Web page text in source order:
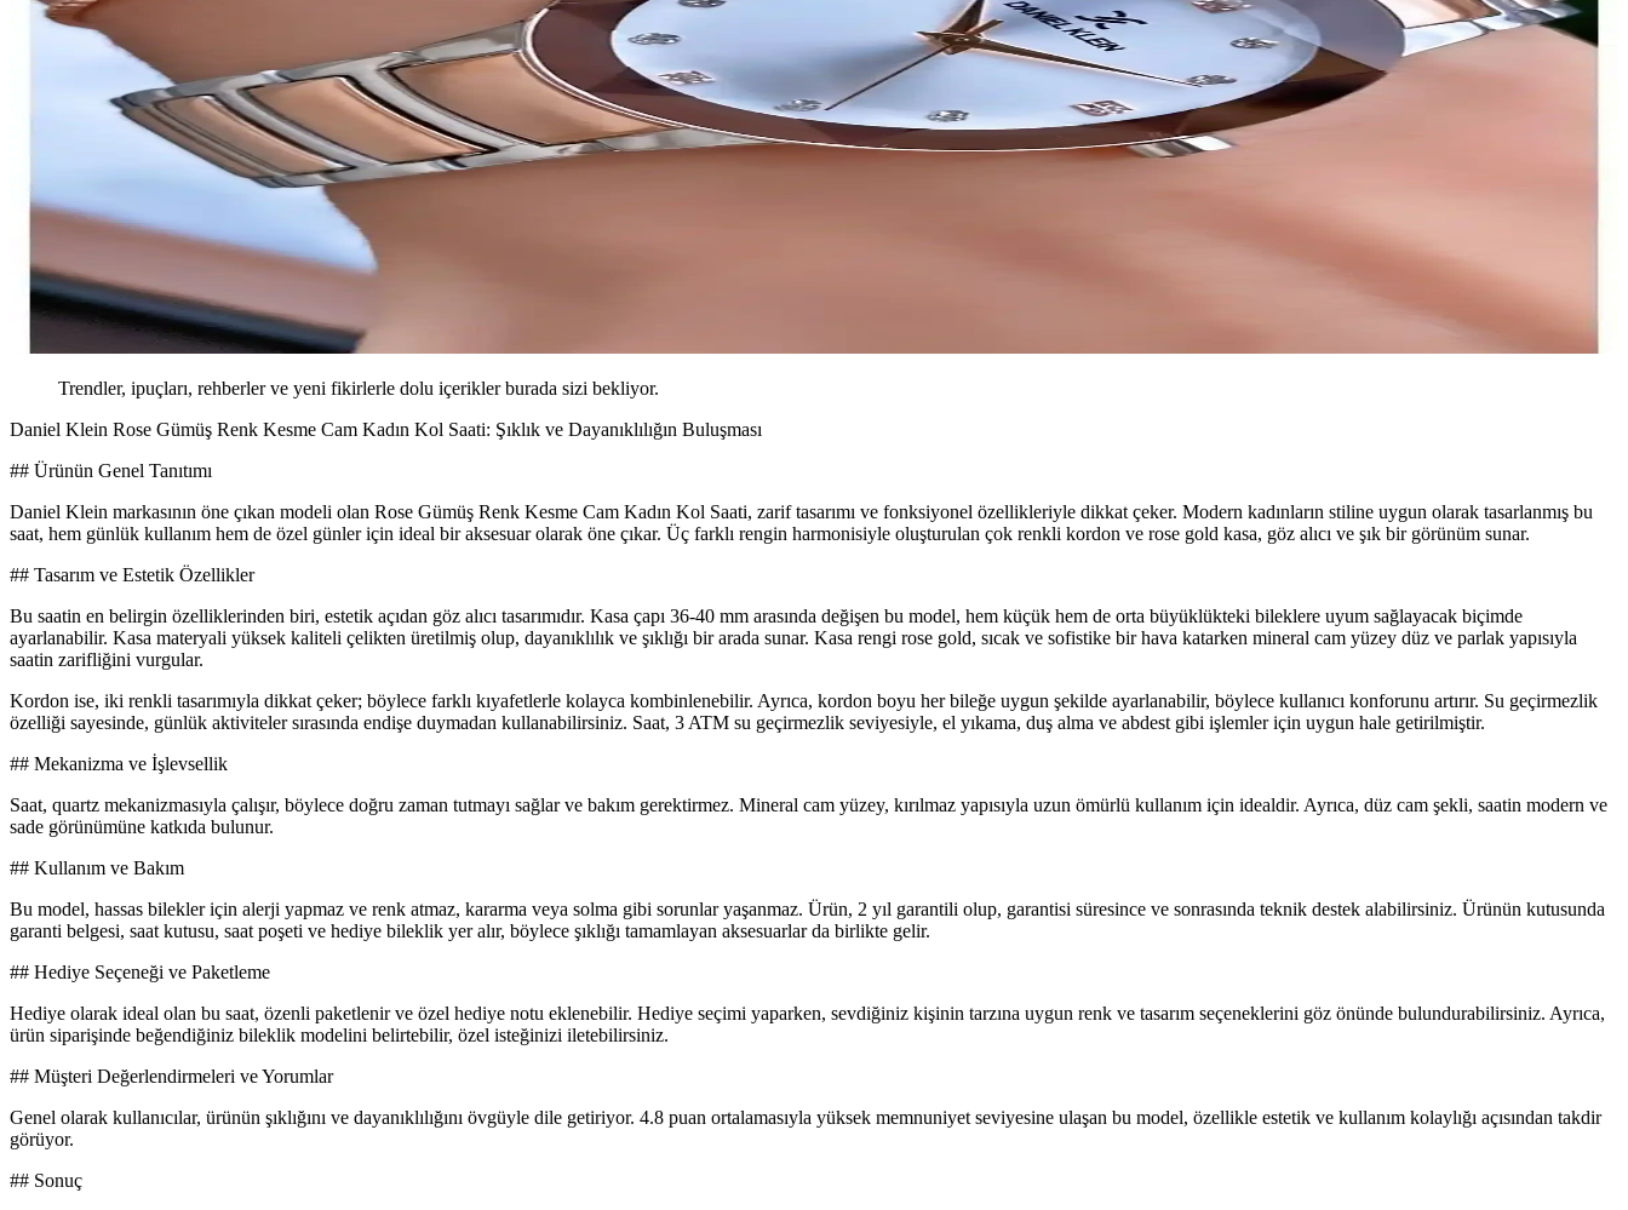
Trendler, ipuçları, rehberler ve yeni fikirlerle dolu içerikler burada sizi bekliyor.
Daniel Klein Rose Gümüş Renk Kesme Cam Kadın Kol Saati: Şıklık ve Dayanıklılığın Buluşması
## Ürünün Genel Tanıtımı
Daniel Klein markasının öne çıkan modeli olan Rose Gümüş Renk Kesme Cam Kadın Kol Saati, zarif tasarımı ve fonksiyonel özellikleriyle dikkat çeker. Modern kadınların stiline uygun olarak tasarlanmış bu
saat, hem günlük kullanım hem de özel günler için ideal bir aksesuar olarak öne çıkar. Üç farklı rengin harmonisiyle oluşturulan çok renkli kordon ve rose gold kasa, göz alıcı ve şık bir görünüm sunar.
## Tasarım ve Estetik Özellikler
Bu saatin en belirgin özelliklerinden biri, estetik açıdan göz alıcı tasarımıdır. Kasa çapı 36-40 mm arasında değişen bu model, hem küçük hem de orta büyüklükteki bileklere uyum sağlayacak biçimde
ayarlanabilir. Kasa materyali yüksek kaliteli çelikten üretilmiş olup, dayanıklılık ve şıklığı bir arada sunar. Kasa rengi rose gold, sıcak ve sofistike bir hava katarken mineral cam yüzey düz ve parlak yapısıyla
saatin zarifliğini vurgular.
Kordon ise, iki renkli tasarımıyla dikkat çeker; böylece farklı kıyafetlerle kolayca kombinlenebilir. Ayrıca, kordon boyu her bileğe uygun şekilde ayarlanabilir, böylece kullanıcı konforunu artırır. Su geçirmezlik
özelliği sayesinde, günlük aktiviteler sırasında endişe duymadan kullanabilirsiniz. Saat, 3 ATM su geçirmezlik seviyesiyle, el yıkama, duş alma ve abdest gibi işlemler için uygun hale getirilmiştir.
## Mekanizma ve İşlevsellik
Saat, quartz mekanizmasıyla çalışır, böylece doğru zaman tutmayı sağlar ve bakım gerektirmez. Mineral cam yüzey, kırılmaz yapısıyla uzun ömürlü kullanım için idealdir. Ayrıca, düz cam şekli, saatin modern ve
sade görünümüne katkıda bulunur.
## Kullanım ve Bakım
Bu model, hassas bilekler için alerji yapmaz ve renk atmaz, kararma veya solma gibi sorunlar yaşanmaz. Ürün, 2 yıl garantili olup, garantisi süresince ve sonrasında teknik destek alabilirsiniz. Ürünün kutusunda
garanti belgesi, saat kutusu, saat poşeti ve hediye bileklik yer alır, böylece şıklığı tamamlayan aksesuarlar da birlikte gelir.
## Hediye Seçeneği ve Paketleme
Hediye olarak ideal olan bu saat, özenli paketlenir ve özel hediye notu eklenebilir. Hediye seçimi yaparken, sevdiğiniz kişinin tarzına uygun renk ve tasarım seçeneklerini göz önünde bulundurabilirsiniz. Ayrıca,
ürün siparişinde beğendiğiniz bileklik modelini belirtebilir, özel isteğinizi iletebilirsiniz.
## Müşteri Değerlendirmeleri ve Yorumlar
Genel olarak kullanıcılar, ürünün şıklığını ve dayanıklılığını övgüyle dile getiriyor. 4.8 puan ortalamasıyla yüksek memnuniyet seviyesine ulaşan bu model, özellikle estetik ve kullanım kolaylığı açısından takdir
görüyor.
## Sonuç